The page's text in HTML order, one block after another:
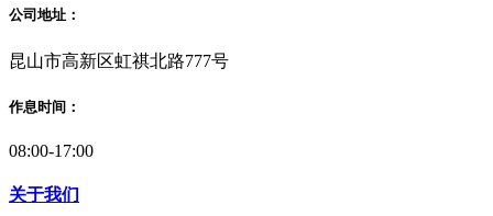
公司地址：
昆山市高新区虹祺北路777号
作息时间：
08:00-17:00
关于我们